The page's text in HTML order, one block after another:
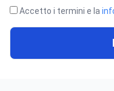
Accetto i termini e la